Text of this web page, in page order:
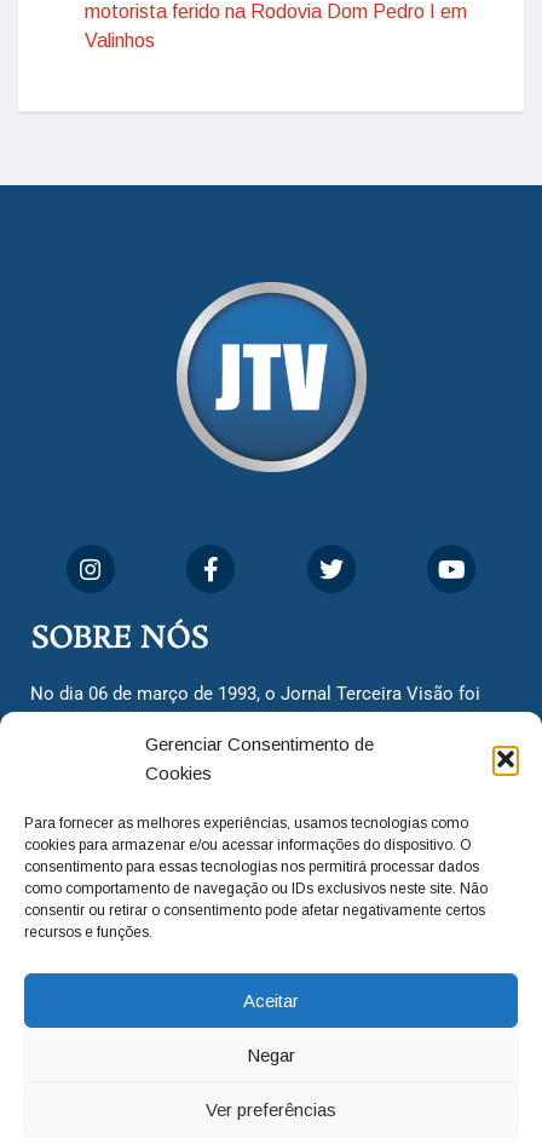
Gerenciar Consentimento de
Cookies
Para fornecer as melhores experiências, usamos tecnologias como
cookies para armazenar e/ou acessar informações do dispositivo. O
consentimento para essas tecnologias nos permitirá processar dados
como comportamento de navegação ou IDs exclusivos neste site. Não
consentir ou retirar o consentimento pode afetar negativamente certos
recursos e funções.
Aceitar
Negar
Ver preferências
motorista ferido na Rodovia Dom Pedro I em
Valinhos
SOBRE NÓS
No dia 06 de março de 1993, o Jornal Terceira Visão foi
cidadãos valinhenses, já que naquela época só existiam
dois jornais. Há mais de 30 anos, o jornal continua
com o foco de trazer as melhores notícias. Nunca
deixamos de lado as necessidades do cidadão, sempre
questionando os órgãos públicos em busca de melhorias
para a cidade e sempre cobrando resoluções para casos
adm@jtv.com.br
(19) 3929-6225